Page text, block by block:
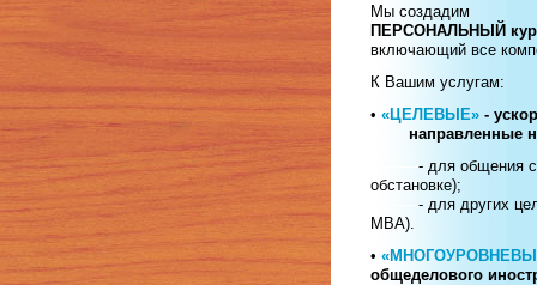
Мы создадим
ПЕРСОНАЛЬНЫЙ
включающий все
К Вашим услугам:
• «ЦЕЛЕВЫЕ» -
направленные на
- для общения
обстановке);
- для других
MBA).
•
общеделового